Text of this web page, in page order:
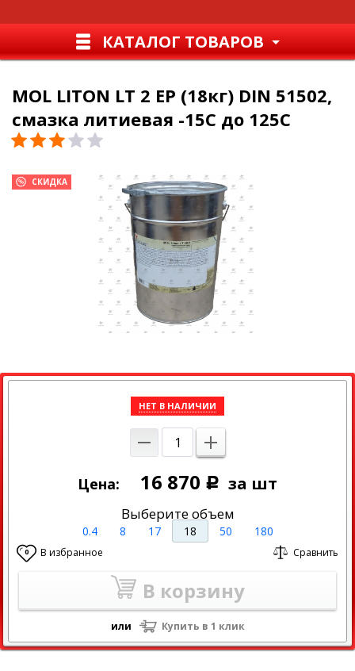
КАТАЛОГ ТОВАРОВ
MOL LITON LT 2 EP (18кг) DIN 51502,
смазка литиевая -15С до 125С
СКИДКА
НЕТ В НАЛИЧИИ
Цена: 16 870 Р за шт
Выберите объем
0.4 8 17 18 50 180
0 В избранное Сравнить
В корзину
или Купить в 1 клик